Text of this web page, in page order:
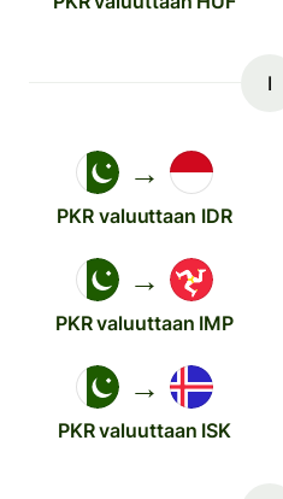
I
→
PKR valuuttaan IDR
→
PKR valuuttaan IMP
→
PKR valuuttaan ISK